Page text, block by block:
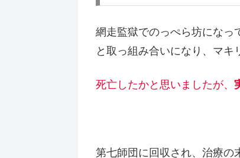
網走監獄でのっぺら坊になっ
と取っ組み合いになり、マキ
死亡したかと思いましたが、
第七師団に回収され、治療の